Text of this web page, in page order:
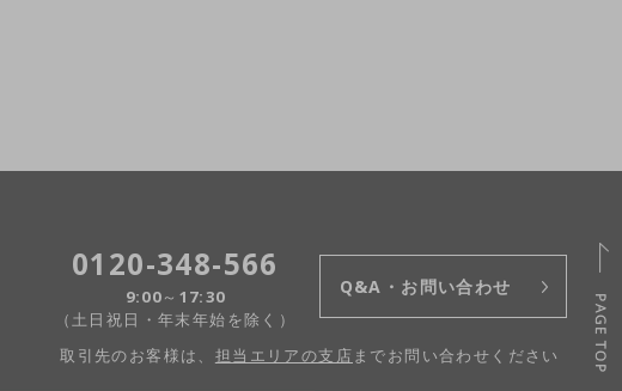
0120-348-566
9:00～17:30
（土日祝日・年末年始を除く）
取引先のお客様は、 担当エリアの支店 までお問い合わせください
Q&A・お問い合わせ